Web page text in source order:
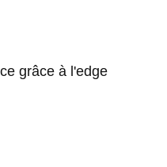
grâce à l'edge